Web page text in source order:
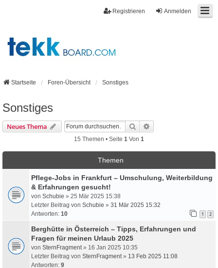
Anmelden
Registrieren
Startseite Foren-Übersicht Sonstiges
Sonstiges
Neues Thema Suche
15 Themen • Seite 1 Von 1
Themen
Pflege-Jobs in Frankfurt – Umschulung, Weiterbildung
& Erfahrungen gesucht!
von Schubie » 25 Mär 2025 15:38
Letzter Beitrag von Schubie » 31 Mär 2025 15:32
Antworten: 10 1 2
Berghütte in Österreich – Tipps, Erfahrungen und
Fragen für meinen Urlaub 2025
von SternFragment» 16 Jan 2025 10:35
Letzter Beitrag von SternFragment» 13 Feb 2025 11:08
Antworten: 9